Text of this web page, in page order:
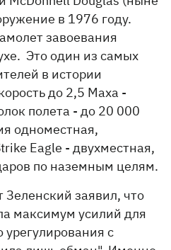
в 1976 году.
завоевания
Это один из самых
в истории
до 2,5 Маха -
полета - до 20 000
одноместная,
Eagle - двухместная,
по наземным целям.
Зеленский заявил, что
максимум усилий для
с